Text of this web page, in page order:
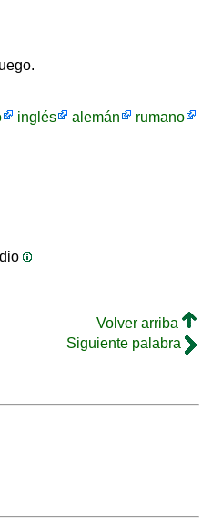
inglés alemán
rumano
Volver arriba
Siguiente palabra